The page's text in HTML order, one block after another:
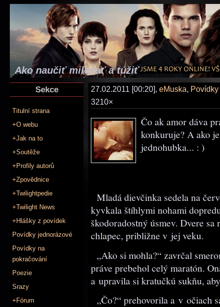
Ako naučiť milovať a túžiť
Sekce
Titulní strana
+O webu
+Jak na to
+Soutěže
+Profily autorů
+Zpovědnice
+Twilightpedie
+Twilight News
+Hlášky z povídek
Povídky jednorázové
Povídky na
pokračování
Poezie
Srazy
+Fórum
27.02.2011 [00:20], eMuska,
3210×
Čo ak amor dáva
konkuruje? A ako
jednohubka... : )
Mladá dievčinka sedela na
kyvkala štíhlymi nohami
škodoradostný úsmev. Dvere
chlapec, približne v jej veku.
„Ako si mohla?“ zavrčal
práve prebehol celý maratón.
a upravila si kratučkú sukňu,
„Čo?“ prehovorila a v očiach